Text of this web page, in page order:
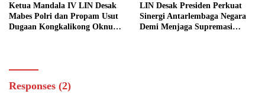
Ketua Mandala IV LIN Desak
Mabes Polri dan Propam Usut
Dugaan Kongkalikong Oknum
LIN Desak Presiden Perkuat
Sinergi Antarlembaga Negara
Demi Menjaga Supremasi
Responses (2)